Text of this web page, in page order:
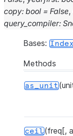
copy: bool = False,
query_compiler:
Bases:
Methods
as_unit
ceil(freq[,